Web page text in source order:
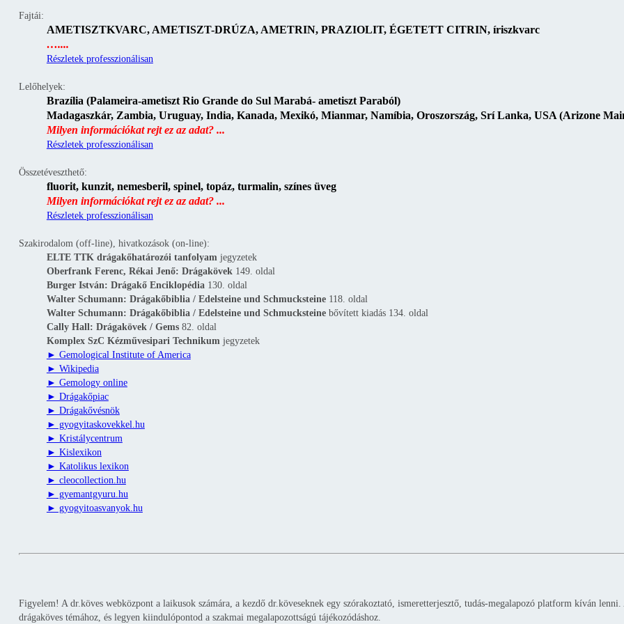
Fajtái:
AMETISZTKVARC, AMETISZT-DRÚZA, AMETRIN, PRAZIOLIT, ÉGETETT CITRIN, íriszkvarc
…....
Részletek professzionálisan
Lelőhelyek:
Brazília (Palameira-ametiszt Rio Grande do Sul Marabá- ametiszt Paraból)
Madagaszkár, Zambia, Uruguay, India, Kanada, Mexikó, Mianmar, Namíbia, Oroszország, Srí Lanka, USA (Arizone
Milyen információkat rejt ez az adat? ...
Részletek professzionálisan
Összetéveszthető:
fluorit, kunzit, nemesberil, spinel, topáz, turmalin, színes üveg
Milyen információkat rejt ez az adat? ...
Részletek professzionálisan
Szakirodalom (off-line), hivatkozások (on-line):
ELTE TTK drágakőhatározói tanfolyam jegyzetek
Oberfrank Ferenc, Rékai Jenő: Drágakövek 149. oldal
Burger István: Drágakő Enciklopédia 130. oldal
Walter Schumann: Drágakőbiblia / Edelsteine und Schmucksteine118. oldal
Walter Schumann: Drágakőbiblia / Edelsteine und Schmucksteinebővített kiadás 134. oldal
Cally Hall: Drágakövek / Gems82. oldal
Komplex SzC Kézművesipari Technikum jegyzetek
► Gemological Institute of America
► Wikipedia
► Gemology online
► Drágakőpiac
► Drágakővésnök
► gyogyitaskovekkel.hu
► Kristálycentrum
► Kislexikon
► Katolikus lexikon
► cleocollection.hu
► gyemantgyuru.hu
► gyogyitoasvanyok.hu
Figyelem! A dr.köves webközpont a laikusok számára, a kezdő dr.köveseknek egy szórakoztató, ismeretterjesztő, tudás-megalapozó platform kíván
drágaköves témához, és legyen kiindulópontod a szakmai megalapozottságú tájékozódáshoz.